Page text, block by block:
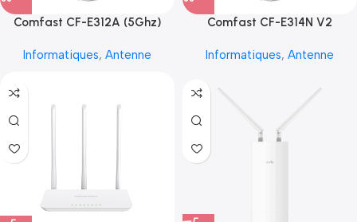
Comfast CF-E312A (5Ghz)
Informatiques, Antenne
Comfast CF-E314N V2
Informatiques, Antenne